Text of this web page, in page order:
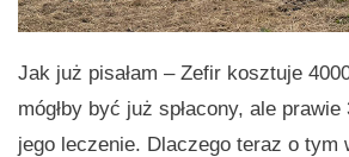
Jak już pisałam – Zefir kosztuje
mógłby być już spłacony, ale prawie
jego leczenie. Dlaczego teraz o tym